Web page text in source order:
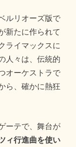
ルリオーズ版で
新たに作られて
ライマックスに
人々は、伝統的
オーケストラで
ら、確かに熱狂
ーテで、舞台が
ィ行進曲を使い